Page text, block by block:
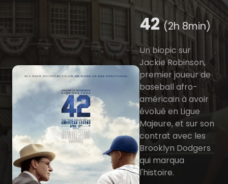
42(2h 8min)
Un biopic sur
Jackie Robinson,
premier joueur de
baseball afro-
américain à avoir
évolué en Ligue
Majeure, et sur son
contrat avec les
Brooklyn Dodgers
qui marqua
l'histoire.